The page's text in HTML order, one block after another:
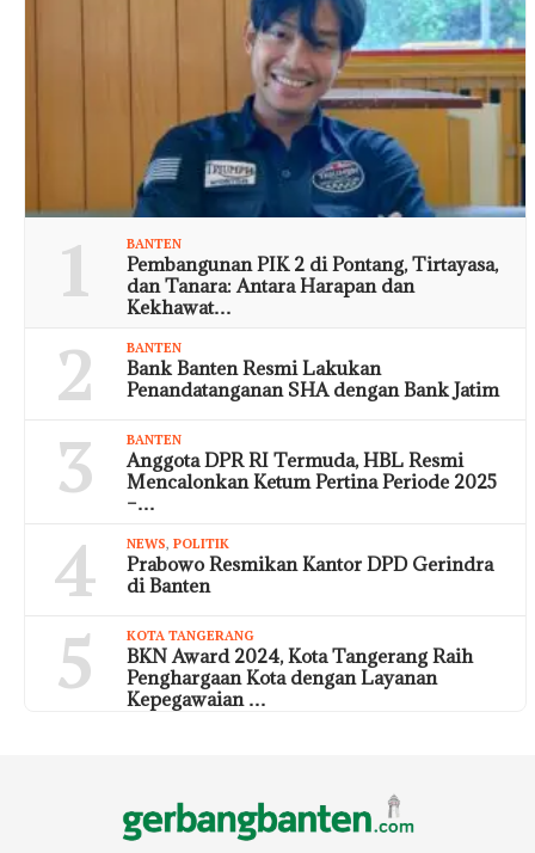
1 BANTEN
Pembangunan PIK 2 di Pontang, Tirtayasa,
dan Tanara: Antara Harapan dan
Kekhawat…
2 BANTEN
Bank Banten Resmi Lakukan
Penandatanganan SHA dengan Bank Jatim
3 BANTEN
Anggota DPR RI Termuda, HBL Resmi
Mencalonkan Ketum Pertina Periode 2025
–…
4 NEWS, POLITIK
Prabowo Resmikan Kantor DPD Gerindra
di Banten
5 KOTA TANGERANG
BKN Award 2024, Kota Tangerang Raih
Penghargaan Kota dengan Layanan
Kepegawaian …